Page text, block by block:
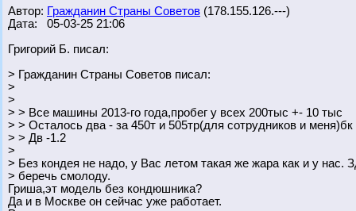
Автор: Гражданин Страны Советов (178.155.126.---)
Дата: 05-03-25 21:06
Григорий Б. писал:
> Гражданин Страны Советов писал:
>
>
> > Все машины 2013-го года,пробег у всех 200тыс +- 10 тыс
> > Осталось два - за 450т и 505тр(для сотрудников и меня)бк
> > Дв -1.2
>
> Без кондея не надо, у Вас летом такая же жара как и у нас.
> беречь смолоду.
Гриша,эт модель без кондюшника?
Да и в Москве он сейчас уже работает.